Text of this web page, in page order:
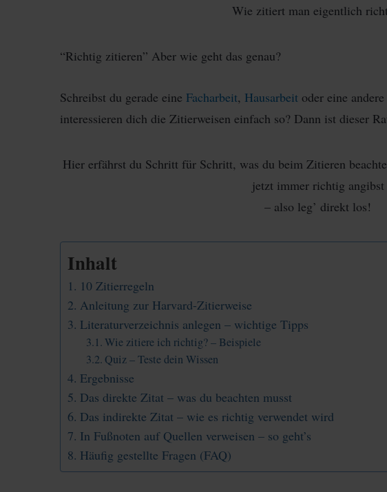
Wie zitiert man eigentlich
“Richtig zitieren” Aber wie geht das genau?
Schreibst du gerade eine Facharbeit, Hausarbeit oder eine andere
interessieren dich die Zitierweisen einfach so? Dann ist dieser
Hier erfährst du Schritt für Schritt, was du beim Zitieren
jetzt immer richtig angibst
– also leg’ direkt los!
Inhalt
10 Zitierregeln
Anleitung zur Harvard-Zitierweise
Literaturverzeichnis anlegen – wichtige Tipps
Wie zitiere ich richtig? – Beispiele
Quiz – Teste dein Wissen
Ergebnisse
Das direkte Zitat – was du beachten musst
Das indirekte Zitat – wie es richtig verwendet wird
In Fußnoten auf Quellen verweisen – so geht’s
Häufig gestellte Fragen (FAQ)